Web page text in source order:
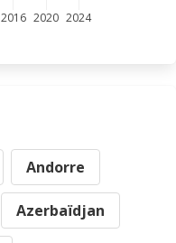
2016 2020 2024
Andorre
Azerbaïdjan